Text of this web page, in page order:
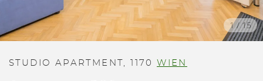
1/15
STUDIO APARTMENT, 1170 WIEN